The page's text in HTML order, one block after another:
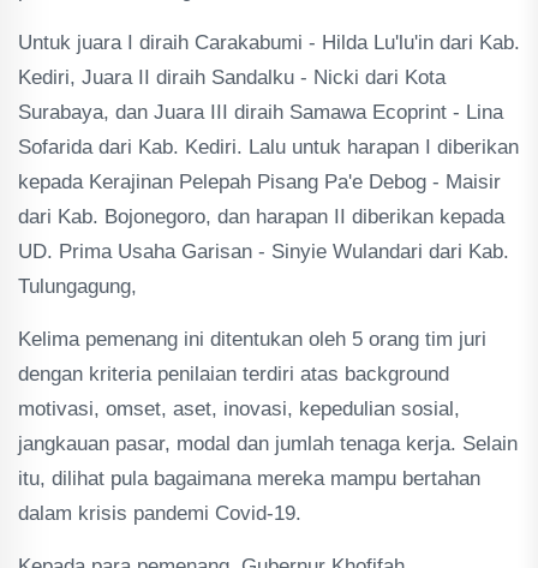
Untuk juara I diraih Carakabumi - Hilda Lu'lu'in dari Kab.
Kediri, Juara II diraih Sandalku - Nicki dari Kota
Surabaya, dan Juara III diraih Samawa Ecoprint - Lina
Sofarida dari Kab. Kediri. Lalu untuk harapan I diberikan
kepada Kerajinan Pelepah Pisang Pa'e Debog - Maisir
dari Kab. Bojonegoro, dan harapan II diberikan kepada
UD. Prima Usaha Garisan - Sinyie Wulandari dari Kab.
Tulungagung,
Kelima pemenang ini ditentukan oleh 5 orang tim juri
dengan kriteria penilaian terdiri atas background
motivasi, omset, aset, inovasi, kepedulian sosial,
jangkauan pasar, modal dan jumlah tenaga kerja. Selain
itu, dilihat pula bagaimana mereka mampu bertahan
dalam krisis pandemi Covid-19.